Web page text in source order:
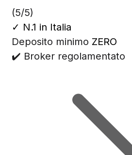
(5/5)
✓ N.1 in Italia
Deposito minimo ZERO
✔️ Broker regolamentato